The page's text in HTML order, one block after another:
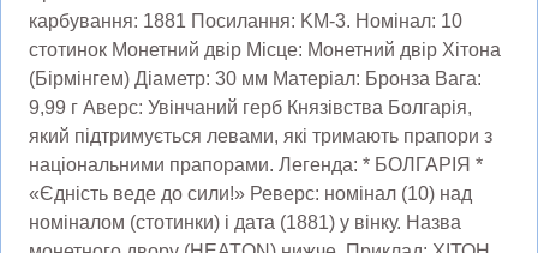
карбування: 1881 Посилання: KM-3. Номінал: 10
стотинок Монетний двір Місце: Монетний двір Хітона
(Бірмінгем) Діаметр: 30 мм Матеріал: Бронза Вага:
9,99 г Аверс: Увінчаний герб Князівства Болгарія,
який підтримується левами, які тримають прапори з
національними прапорами. Легенда: * БОЛГАРІЯ *
«Єдність веде до сили!» Реверс: номінал (10) над
номіналом (стотинки) і дата (1881) у вінку. Назва